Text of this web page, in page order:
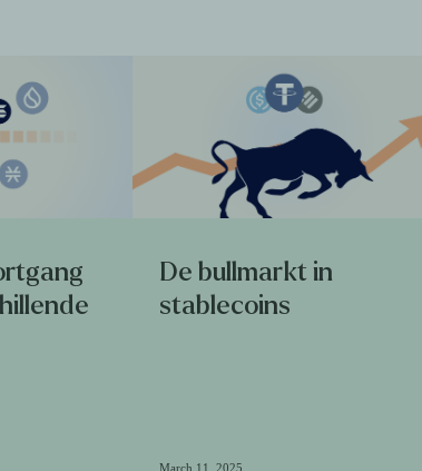
De bullmarkt in
stablecoins
March 11, 2025